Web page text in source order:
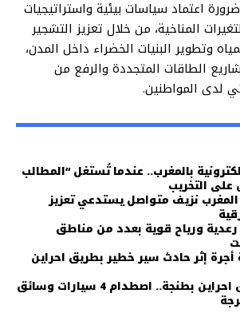
اعتماد سياسات بيئية واستراتيجيات
المناخية، من خلال تعزيز التشجير
وتطوير البنيات الخضراء داخل المدن،
الطاقات المتجددة والرفع من
لدى المواطنين.
إلكترونية بالمغرب.. عندما تُستغل “المطالب
على التخريب
نزيف متواصل يستدعي تعزيز
ورياح قوية بعدد من مناطق
إثر حادث سير خطير بطريق احراين
حادث خطير بطريق احراين بطنجة.. اصطدام 4 سيارات وسائق